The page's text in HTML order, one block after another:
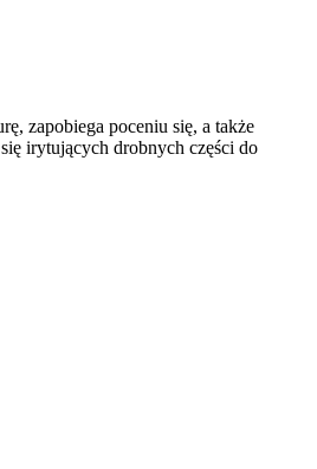
zapobiega poceniu się, a także
irytujących drobnych części do